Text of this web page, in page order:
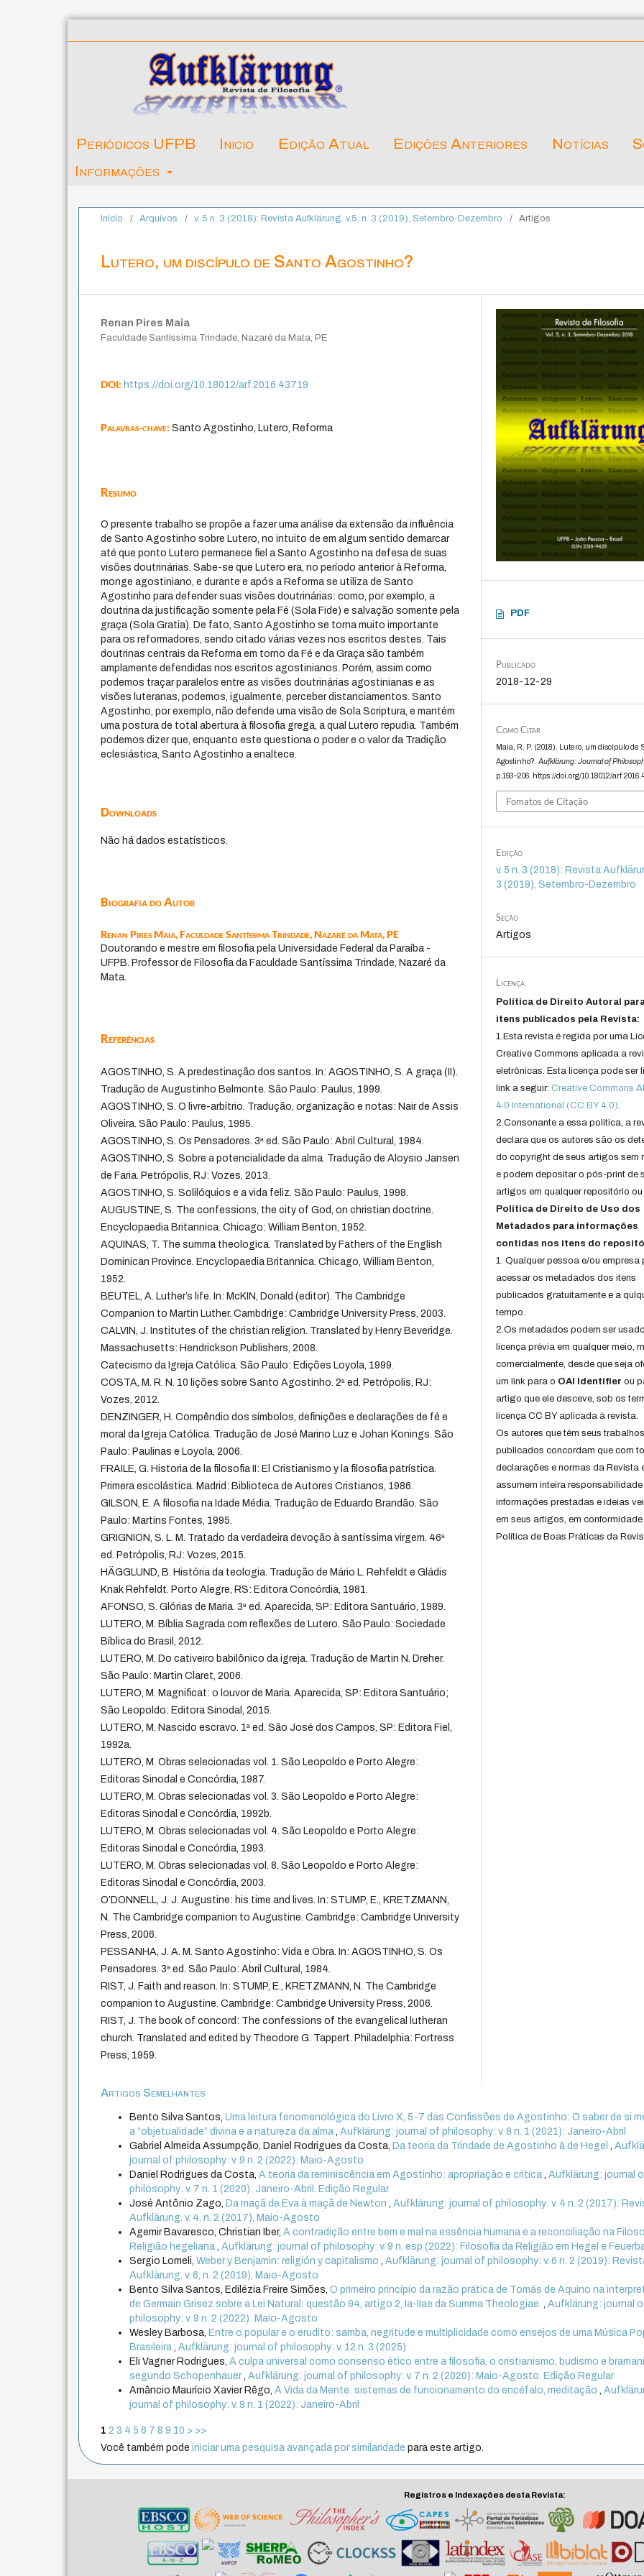
Periódicos UFPB Inicio Edição Atual Edições Anteriores Notícias
Informações
Início / Arquivos / v. 5 n. 3 (2018): Revista Aufklärung. v.5, n. 3 (2019), Setembro-Dezembro / Artigos
Lutero, um discípulo de Santo Agostinho?
Renan Pires Maia
Faculdade Santíssima Trindade, Nazaré da Mata, PE
DOI:https://doi.org/10.18012/arf.2016.43719
Palavras-chave:Santo Agostinho, Lutero, Reforma
Resumo
O presente trabalho se propõe a fazer uma análise da extensão da influência
de Santo Agostinho sobre Lutero, no intuito de em algum sentido demarcar
até que ponto Lutero permanece fiel a Santo Agostinho na defesa de suas
visões doutrinárias. Sabe-se que Lutero era, no período anterior à Reforma,
monge agostiniano, e durante e após a Reforma se utiliza de Santo
Agostinho para defender suas visões doutrinárias: como, por exemplo, a
doutrina da justificação somente pela Fé (Sola Fide) e salvação somente pela
graça (Sola Gratia). De fato, Santo Agostinho se torna muito importante
para os reformadores, sendo citado várias vezes nos escritos destes. Tais
doutrinas centrais da Reforma em torno da Fé e da Graça são também
amplamente defendidas nos escritos agostinianos. Porém, assim como
podemos traçar paralelos entre as visões doutrinárias agostinianas e as
visões luteranas, podemos, igualmente, perceber distanciamentos. Santo
Agostinho, por exemplo, não defende uma visão de Sola Scriptura, e mantém
uma postura de total abertura à filosofia grega, a qual Lutero repudia. Também
podemos dizer que, enquanto este questiona o poder e o valor da Tradição
eclesiástica, Santo Agostinho a enaltece.
Downloads
Não há dados estatísticos.
Biografia do Autor
Renan Pires Maia,Faculdade Santíssima Trindade, Nazaré da Mata, PE
Doutorando e mestre em filosofia pela Universidade Federal da Paraíba -
UFPB. Professor de Filosofia da Faculdade Santíssima Trindade, Nazaré da
Mata.
Referências
AGOSTINHO, S. A predestinação dos santos. In: AGOSTINHO, S. A graça (II).
Tradução de Augustinho Belmonte. São Paulo: Paulus, 1999.
AGOSTINHO, S. O livre-arbítrio. Tradução, organização e notas: Nair de Assis
Oliveira. São Paulo: Paulus, 1995.
AGOSTINHO, S. Os Pensadores. 3ª ed. São Paulo: Abril Cultural, 1984.
AGOSTINHO, S. Sobre a potencialidade da alma. Tradução de Aloysio Jansen
de Faria. Petrópolis, RJ: Vozes, 2013.
AGOSTINHO, S. Solilóquios e a vida feliz. São Paulo: Paulus, 1998.
AUGUSTINE, S. The confessions, the city of God, on christian doctrine.
Encyclopaedia Britannica. Chicago: William Benton, 1952.
AQUINAS, T. The summa theologica. Translated by Fathers of the English
Dominican Province. Encyclopaedia Britannica. Chicago, William Benton,
1952.
BEUTEL, A. Luther’s life. In: McKIN, Donald (editor). The Cambridge
Companion to Martin Luther. Cambdrige: Cambridge University Press, 2003.
CALVIN, J. Institutes of the christian religion. Translated by Henry Beveridge.
Massachusetts: Hendrickson Publishers, 2008.
Catecismo da Igreja Católica. São Paulo: Edições Loyola, 1999.
COSTA, M. R. N. 10 lições sobre Santo Agostinho. 2ª ed. Petrópolis, RJ:
Vozes, 2012.
DENZINGER, H. Compêndio dos símbolos, definições e declarações de fé e
moral da Igreja Católica. Tradução de José Marino Luz e Johan Konings. São
Paulo: Paulinas e Loyola, 2006.
FRAILE, G. Historia de la filosofia II: El Cristianismo y la filosofia patrística.
Primera escolástica. Madrid: Biblioteca de Autores Cristianos, 1986.
GILSON, E. A filosofia na Idade Média. Tradução de Eduardo Brandão. São
Paulo: Martins Fontes, 1995.
GRIGNION, S. L. M. Tratado da verdadeira devoção à santíssima virgem. 46ª
ed. Petrópolis, RJ: Vozes, 2015.
HÄGGLUND, B. História da teologia. Tradução de Mário L. Rehfeldt e Gládis
Knak Rehfeldt. Porto Alegre, RS: Editora Concórdia, 1981.
AFONSO, S. Glórias de Maria. 3ª ed. Aparecida, SP: Editora Santuário, 1989.
LUTERO, M. Bíblia Sagrada com reflexões de Lutero. São Paulo: Sociedade
Bíblica do Brasil, 2012.
LUTERO, M. Do cativeiro babilônico da igreja. Tradução de Martin N. Dreher.
São Paulo: Martin Claret, 2006.
LUTERO, M. Magnificat: o louvor de Maria. Aparecida, SP: Editora Santuário;
São Leopoldo: Editora Sinodal, 2015.
LUTERO, M. Nascido escravo. 1ª ed. São José dos Campos, SP: Editora Fiel,
1992a.
LUTERO, M. Obras selecionadas vol. 1. São Leopoldo e Porto Alegre:
Editoras Sinodal e Concórdia, 1987.
LUTERO, M. Obras selecionadas vol. 3. São Leopoldo e Porto Alegre:
Editoras Sinodal e Concórdia, 1992b.
LUTERO, M. Obras selecionadas vol. 4. São Leopoldo e Porto Alegre:
Editoras Sinodal e Concórdia, 1993.
LUTERO, M. Obras selecionadas vol. 8. São Leopoldo e Porto Alegre:
Editoras Sinodal e Concórdia, 2003.
O’DONNELL, J. J. Augustine: his time and lives. In: STUMP, E., KRETZMANN,
N. The Cambridge companion to Augustine. Cambridge: Cambridge University
Press, 2006.
PESSANHA, J. A. M. Santo Agostinho: Vida e Obra. In: AGOSTINHO, S. Os
Pensadores. 3ª ed. São Paulo: Abril Cultural, 1984.
RIST, J. Faith and reason. In: STUMP, E., KRETZMANN, N. The Cambridge
companion to Augustine. Cambridge: Cambridge University Press, 2006.
RIST, J. The book of concord: The confessions of the evangelical lutheran
church. Translated and edited by Theodore G. Tappert. Philadelphia: Fortress
Press, 1959.
PDF
Publicado
2018-12-29
Como Citar
Maia, R. P. (2018). Lutero, um discípulo de
Agostinho?.Aufklärung: Journal of
p.193–206. https://doi.org/10.18012/
Fomatos de Citação
Edição
v. 5 n. 3 (2018): Revista
3 (2019), Setembro-Dezembro
Seção
Artigos
Licença
Política de Direito Autoral
itens publicados pela Revista:
1.Esta revista é regida por uma
Creative Commons aplicada a
eletrônicas. Esta licença pode ser
link a seguir:Creative Commons
4.0 International (CC BY 4.0).
2.Consonante a essa politica, a
declara que os autores são os
do copyright de seus artigos sem
e podem depositar o pós-print de
artigos em qualquer repositório ou
Política de Direito de Uso dos
Metadados para informações
contidas nos itens do
1. Qualquer pessoa e/ou empresa
acessar os metadados dos itens
publicados gratuitamente e a
tempo.
2.Os metadados podem ser
licença prévia em qualquer meio,
comercialmente, desde que seja
um link para o OAI Identifier ou
artigo que ele desceve, sob os
licença CC BY aplicada à revista.
Os autores que têm seus trabalhos
publicados concordam que com
declarações e normas da Revista
assumem inteira responsabilidade
informações prestadas e ideias
em seus artigos, em
Política de Boas Práticas da
Artigos Semelhantes
Bento Silva Santos,Uma leitura fenomenológica do Livro X, 5-7 das Confissões de Agostinho: O saber de si
a “objetualidade” divina e a natureza da alma ,Aufklärung: journal of philosophy: v. 8 n. 1 (2021): Janeiro-Abril
Gabriel Almeida Assumpção, Daniel Rodrigues da Costa, Da teoria da Trindade de Agostinho à de Hegel ,
journal of philosophy: v. 9 n. 2 (2022): Maio-Agosto
Daniel Rodrigues da Costa,A teoria da reminiscência em Agostinho: apropriação e crítica ,Aufklärung: journal
philosophy: v. 7 n. 1 (2020): Janeiro-Abril. Edição Regular
José Antônio Zago, Da maçã de Eva à maçã de Newton ,Aufklärung: journal of philosophy: v. 4 n. 2 (2017):
Aufklärung. v. 4, n. 2 (2017), Maio-Agosto
Agemir Bavaresco, Christian Iber,A contradição entre bem e mal na essência humana e a reconciliação na
Religião hegeliana ,Aufklärung: journal of philosophy: v. 9 n. esp (2022): Filosofia da Religião em Hegel e
Sergio Lomeli,Weber y Benjamin: religión y capitalismo ,Aufklärung: journal of philosophy: v. 6 n. 2 (2019):
Aufklärung. v. 6, n. 2 (2019), Maio-Agosto
Bento Silva Santos, Edilézia Freire Simões,O primeiro princípio da razão prática de Tomás de Aquino na
de Germain Grisez sobre a Lei Natural: questão 94, artigo 2, Ia-IIae da Summa Theologiae.
,Aufklärung: journal
philosophy: v. 9 n. 2 (2022): Maio-Agosto
Wesley Barbosa, Entre o popular e o erudito: samba, negritude e multiplicidade como ensejos de uma Música
Brasileira ,Aufklärung: journal of philosophy: v. 12 n. 3 (2025)
Eli Vagner Rodrigues,A culpa universal como consenso ético entre a filosofia, o cristianismo, budismo e
segundo Schopenhauer ,Aufklärung: journal of philosophy: v. 7 n. 2 (2020): Maio-Agosto. Edição Regular
Amâncio Maurício Xavier Rêgo,A Vida da Mente: sistemas de funcionamento do encéfalo, meditação ,
journal of philosophy: v. 9 n. 1 (2022): Janeiro-Abril
1 2 3 4 5 6 7 8 9 10 > >>
Você também podeiniciar uma pesquisa avançada por similaridade para este artigo.
Registros e Indexações desta Revista: